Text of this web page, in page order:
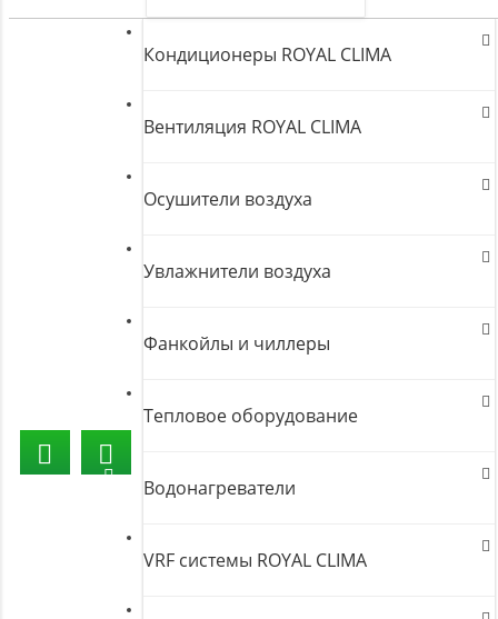
Кондиционеры ROYAL CLIMA
Вентиляция ROYAL CLIMA
Осушители воздуха
Увлажнители воздуха
Фанкойлы и чиллеры
Тепловое оборудование
Водонагреватели
VRF системы ROYAL CLIMA